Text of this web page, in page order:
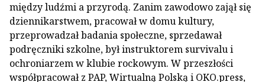
między ludźmi a przyrodą. Zanim zawodowo zajął się
dziennikarstwem, pracował w domu kultury,
przeprowadzał badania społeczne, sprzedawał
podręczniki szkolne, był instruktorem survivalu i
ochroniarzem w klubie rockowym. W przeszłości
współpracował z PAP, Wirtualną Polską i OKO.press,